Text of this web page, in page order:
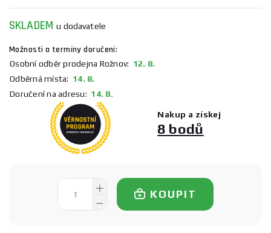
SKLADEMu dodavatele
Možnosti a termíny doručení:
Osobní odběr prodejna Rožnov: 12. 8.
Odběrná místa: 14. 8.
Doručení na adresu: 14. 8.
Nakup a získej
8 bodů
KOUPIT